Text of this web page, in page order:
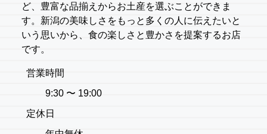
ど、豊富な品揃えからお土産を選ぶことができま
す。新潟の美味しさをもっと多くの人に伝えたいと
いう思いから、食の楽しさと豊かさを提案するお店
です。
営業時間
9:30 〜 19:00
定休日